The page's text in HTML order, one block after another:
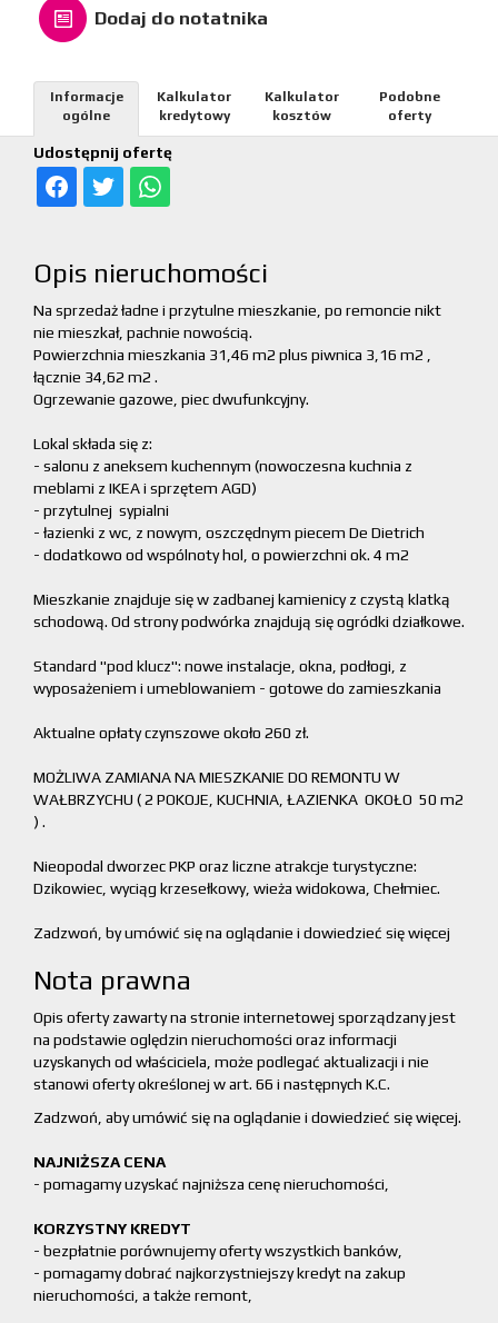
Dodaj do notatnika
Udostępnij ofertę
Informacje
ogólne
Kalkulator
kredytowy
Kalkulator
kosztów
Podobne
oferty
Opis nieruchomości
Na sprzedaż ładne i przytulne mieszkanie, po remoncie nikt
nie mieszkał, pachnie nowością.
Powierzchnia mieszkania 31,46 m2 plus piwnica 3,16 m2 ,
łącznie 34,62 m2 .
Ogrzewanie gazowe, piec dwufunkcyjny.
Lokal składa się z:
- salonu z aneksem kuchennym (nowoczesna kuchnia z
meblami z IKEA i sprzętem AGD)
- przytulnej sypialni
- łazienki z wc, z nowym, oszczędnym piecem De Dietrich
- dodatkowo od wspólnoty hol, o powierzchni ok. 4 m2
Mieszkanie znajduje się w zadbanej kamienicy z czystą klatką
schodową. Od strony podwórka znajdują się ogródki działkowe.
Standard "pod klucz": nowe instalacje, okna, podłogi, z
wyposażeniem i umeblowaniem - gotowe do zamieszkania
Aktualne opłaty czynszowe około 260 zł.
MOŻLIWA ZAMIANA NA MIESZKANIE DO REMONTU W
WAŁBRZYCHU ( 2 POKOJE, KUCHNIA, ŁAZIENKA OKOŁO 50 m2
) .
Nieopodal dworzec PKP oraz liczne atrakcje turystyczne:
Dzikowiec, wyciąg krzesełkowy, wieża widokowa, Chełmiec.
Zadzwoń, by umówić się na oglądanie i dowiedzieć się więcej
Nota prawna
Opis oferty zawarty na stronie internetowej sporządzany jest
na podstawie oględzin nieruchomości oraz informacji
uzyskanych od właściciela, może podlegać aktualizacji i nie
stanowi oferty określonej w art. 66 i następnych K.C.
Zadzwoń, aby umówić się na oglądanie i dowiedzieć się więcej.
NAJNIŻSZA CENA
- pomagamy uzyskać najniższa cenę nieruchomości,
KORZYSTNY KREDYT
- bezpłatnie porównujemy oferty wszystkich banków,
- pomagamy dobrać najkorzystniejszy kredyt na zakup
nieruchomości, a także remont,